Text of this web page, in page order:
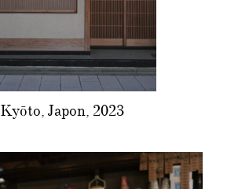
Kyōto, Japon, 2023